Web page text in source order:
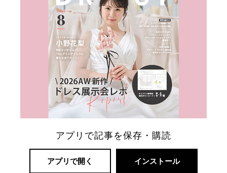
アプリで記事を保存・購読
アプリで開く インストール